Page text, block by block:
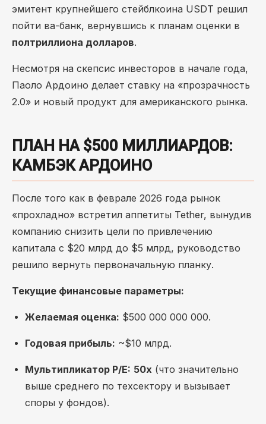
эмитент крупнейшего стейблкоина USDT решил
пойти ва-банк, вернувшись к планам оценки в
полтриллиона долларов.
Несмотря на скепсис инвесторов в начале года,
Паоло Ардоино делает ставку на «прозрачность
2.0» и новый продукт для американского рынка.
ПЛАН НА $500 МИЛЛИАРДОВ:
КАМБЭК АРДОИНО
После того как в феврале 2026 года рынок
«прохладно» встретил аппетиты Tether, вынудив
компанию снизить цели по привлечению
капитала с $20 млрд до $5 млрд, руководство
решило вернуть первоначальную планку.
Текущие финансовые параметры:
Желаемая оценка: $500 000 000 000.
Годовая прибыль: ~$10 млрд.
Мультипликатор P/E: 50х (что значительно
выше среднего по техсектору и вызывает
споры у фондов).